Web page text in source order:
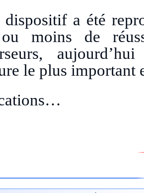
dispositif a été
moins de
le plus important